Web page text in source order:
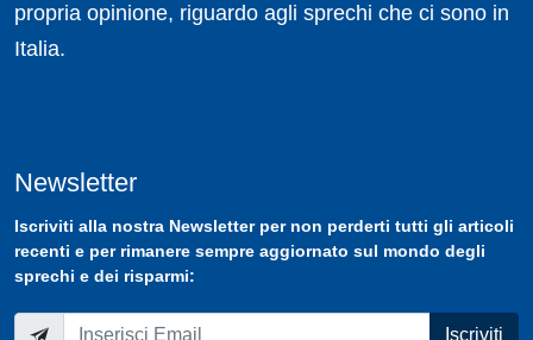
propria opinione, riguardo agli sprechi che ci sono in
Italia.
Newsletter
Iscriviti alla nostra Newsletterper non perderti tutti gli articoli
recenti e per rimanere sempre aggiornato sul mondo degli
sprechi e dei risparmi:
Iscriviti